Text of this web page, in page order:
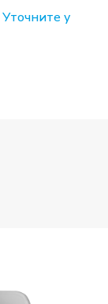
Уточните у